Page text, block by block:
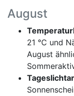
August
21 °C und
August